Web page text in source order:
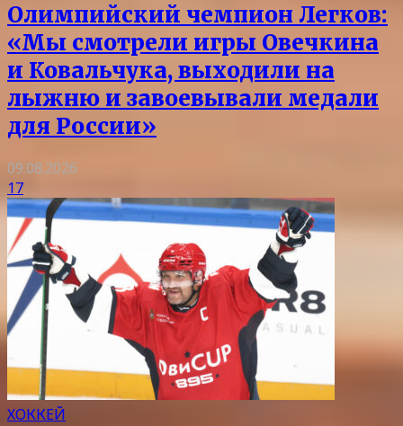
Олимпийский чемпион Легков:
«Мы смотрели игры Овечкина
и Ковальчука, выходили на
лыжню и завоевывали медали
для России»
09.08.2026
17
ХОККЕЙ